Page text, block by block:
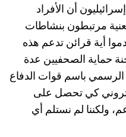
أن الأفراد
مرتبطون بنشاطات
أية قرائن تدعم هذه
حماية الصحفيين عدة
باسم قوات الدفاع
كي تحصل على
ولكننا لم نستلم أي